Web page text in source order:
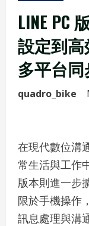
LINE PC
設定到
多平台
quadro_bike
在現代數位溝
常生活與工作
版本則進一步
限於手機操作
訊息處理與溝